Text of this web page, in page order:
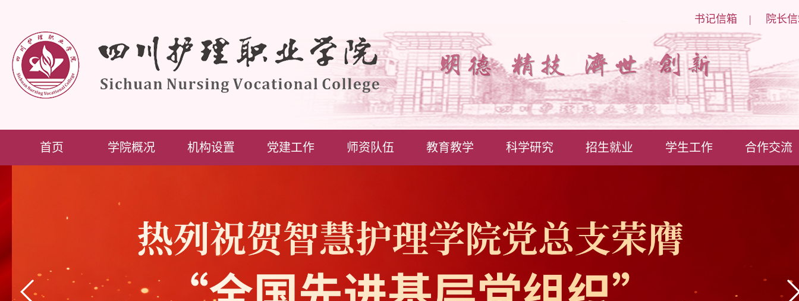
书记信箱 | 院长
首页 学院概况 机构设置 党建工作 师资队伍 教育教学 科学研究 招生就业 学生工作 合作交流